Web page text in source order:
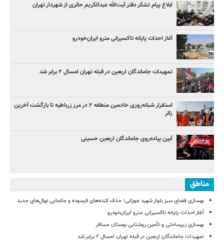
ابلاغ پیام تشکر دفتر آیت‌الله عبدالکریم حائری از شهردار تهران
آغاز احداث پایانه تاکسیرانی مترو ایران‌خودرو
تمهیدات جاماندگان اربعین در قبله تهران امسال ۲ برابر شد
استقرار شبانه‌روزی خادمین منطقه ۲ در مرز زرباطیه تا بازگشت آخرین
زائر
آیین پیاده‌روی جاماندگان اربعین حسینی
مناطق
بهسازی فضای سبز بلوار شهید جوزانی؛ حذف کنده‌های فرسوده و جانمایی نهال‌های جدید
آغاز احداث پایانه تاکسیرانی مترو ایران‌خودرو
بهسازی زیرساختی و تأمین روشنایی بوستان مسافر
تمهیدات جاماندگان اربعین در قبله تهران امسال ۲ برابر شد